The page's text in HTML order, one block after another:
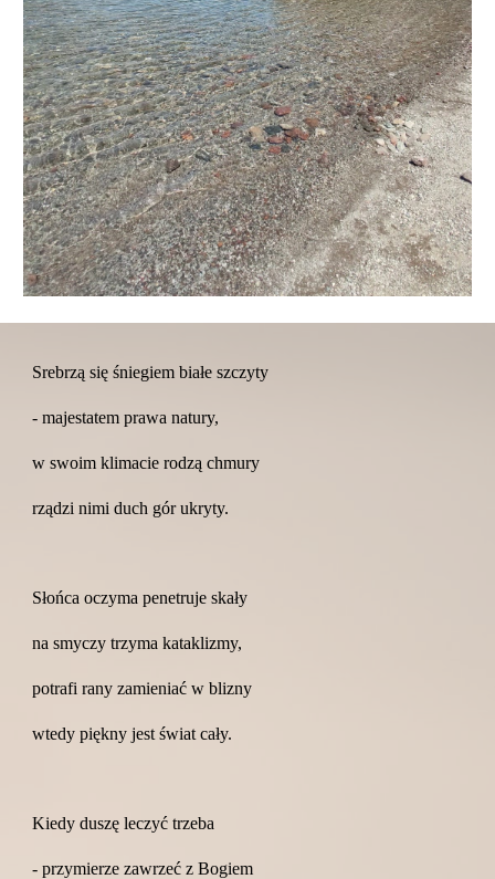
Srebrzą się śniegiem białe szczyty
- majestatem prawa natury,
w swoim klimacie rodzą chmury
rządzi nimi duch gór ukryty.
Słońca oczyma penetruje skały
na smyczy trzyma kataklizmy,
potrafi rany zamieniać w blizny
wtedy piękny jest świat cały.
Kiedy duszę leczyć trzeba
- przymierze zawrzeć z Bogiem